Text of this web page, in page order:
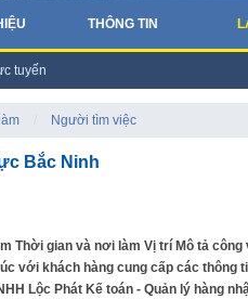
THÔNG TIN
tuyến
Người tìm việc
Bắc Ninh
Thời gian và nơi làm Vị trí Mô tả
với khách hàng cung cấp các
Lộc Phát Kế toán - Quản lý hàng